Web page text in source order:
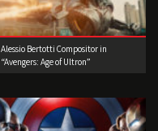
Alessio Bertotti Compositor in
“Avengers: Age of Ultron”